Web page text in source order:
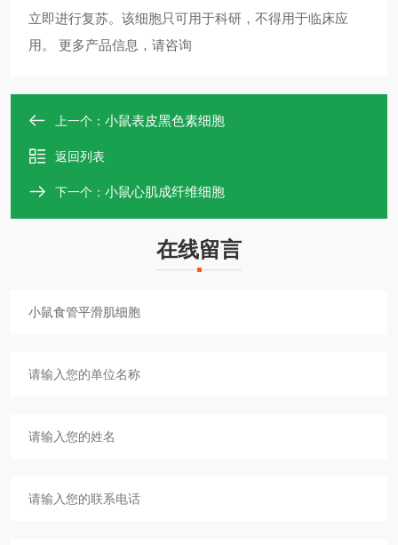
立即进行复苏。该细胞只可用于科研，不得用于临床应
用。 更多产品信息，请咨询 ​​​​​​​
上一个： 小鼠表皮黑色素细胞
返回列表
下一个： 小鼠心肌成纤维细胞
在线留言